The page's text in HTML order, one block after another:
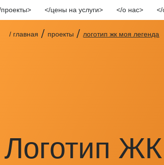
проекты цены на услуги о нас
/ главная / проекты /логотип жк моя легенда
Логотип